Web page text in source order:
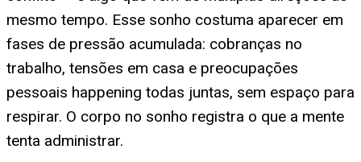
mesmo tempo. Esse sonho costuma aparecer em
fases de pressão acumulada: cobranças no
trabalho, tensões em casa e preocupações
pessoais happening todas juntas, sem espaço para
respirar. O corpo no sonho registra o que a mente
tenta administrar.